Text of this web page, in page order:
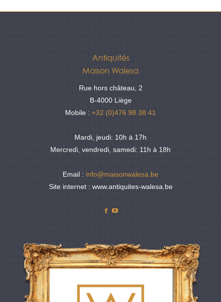
Antiquités
Maison Walesa
Rue hors château, 2
B-4000 Liège
Mobile : +32 (0)476 98 38 41
Mardi, jeudi: 10h à 17h
Mercredi, vendredi, samedi: 11h à 18h
Email : info@maisonwalesa.be
Site internet : www.antiquites-walesa.be
Facebook